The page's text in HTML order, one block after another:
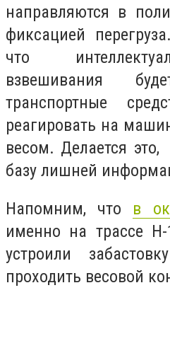
направляются в
фиксацией
что
взвешивания
транспортные
реагировать на
весом. Делается
базу лишней
Напомним, что в
именно на трассе
устроили
проходить весовой